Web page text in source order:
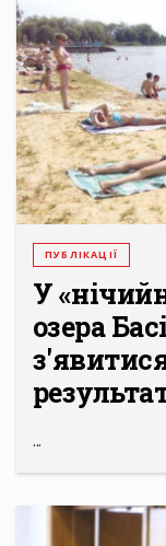
ПУБЛІКАЦІЇ
У
озера
...